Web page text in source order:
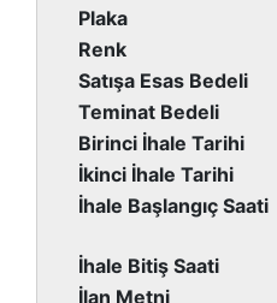
Plaka
Renk
Satışa Esas Bedeli
Teminat Bedeli
Birinci İhale Tarihi
İkinci İhale Tarihi
İhale Başlangıç Saati
İhale Bitiş Saati
İlan Metni